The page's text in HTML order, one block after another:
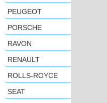
PEUGEOT
PORSCHE
RAVON
RENAULT
ROLLS-ROYCE
SEAT